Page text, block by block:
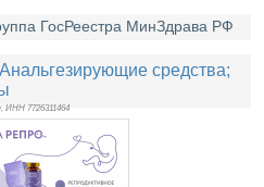
ГосРеестра МинЗдрава РФ
Анальгезирующие средства;
ИНН 7726311464